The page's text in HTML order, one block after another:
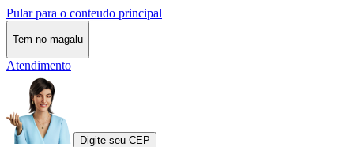
Pular para o conteudo principal
Tem no magalu
Atendimento
Digite seu CEP